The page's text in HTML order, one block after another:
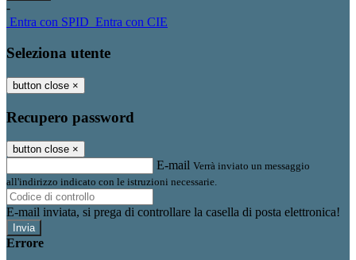
-
Entra con SPID Entra con CIE
Seleziona utente
button close ×
Recupero password
button close ×
E-mail Verrà inviato un messaggio
all'indirizzo indicato con le istruzioni necessarie.
E-mail inviata, si prega di controllare la casella di posta elettronica!
Errore